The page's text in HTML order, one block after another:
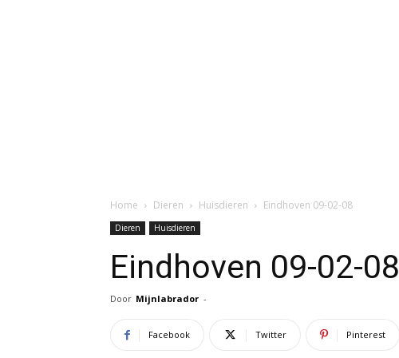
Home Dieren Huisdieren Eindhoven 09-02-08
Dieren Huisdieren
Eindhoven 09-02-08
Door Mijnlabrador -
Facebook Twitter Pinterest